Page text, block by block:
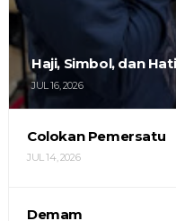
Haji, Simbol, dan Hati
JUL 16, 2026
Colokan Pemersatu
JUL 14, 2026
Demam